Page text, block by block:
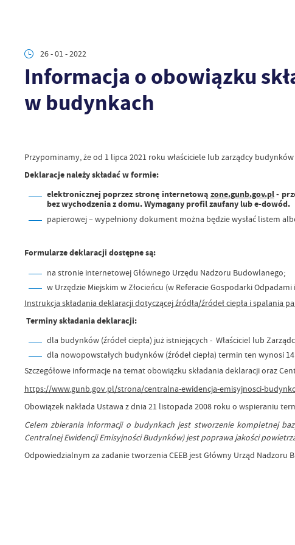
26 - 01 - 2022
Informacja o obowiązku
w budynkach
Przypominamy, żeod 1 lipca 2021 roku właściciele lub zarządcybudynków
Deklaracje należy składać w formie:
elektronicznej poprzez stronę internetową zone.gunb.gov.pl-
bez wychodzenia z domu. Wymagany profil zaufany lub e-dowód.
papierowej– wypełniony dokument można będzie wysłać listem
Formularze deklaracji dostępne są:
na stronie internetowej Głównego Urzędu Nadzoru Budowlanego;
w Urzędzie Miejskim w Złocieńcu (w Referacie Gospodarki
Instrukcja składania deklaracji dotyczącej źródła/źródeł ciepła i
Terminy składania deklaracji:
dla budynków (źródeł ciepła) już istniejących - Właściciel lub
dla nowopowstałych budynków (źródeł ciepła) termin ten wynosi
Szczegółowe informacje na temat obowiązku składania deklaracji oraz
https://www.gunb.gov.pl/strona/centralna-ewidencja-emisyjnosci-
Obowiązek nakłada Ustawa z dnia 21 listopada 2008 roku o wspieraniu
Celem zbierania informacji o budynkach jest stworzenie kompletnej
Centralnej Ewidencji Emisyjności Budynków) jest poprawa jakości
Odpowiedzialnym za zadanie tworzenia CEEB jest Główny Urząd Nadzoru